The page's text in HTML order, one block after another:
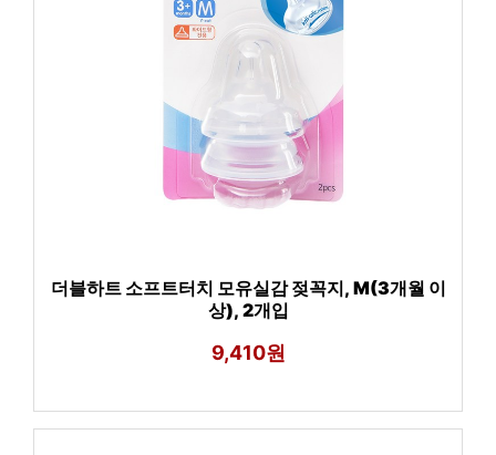
더블하트 소프트터치 모유실감 젖꼭지, M(3개월 이
상), 2개입
9,410원